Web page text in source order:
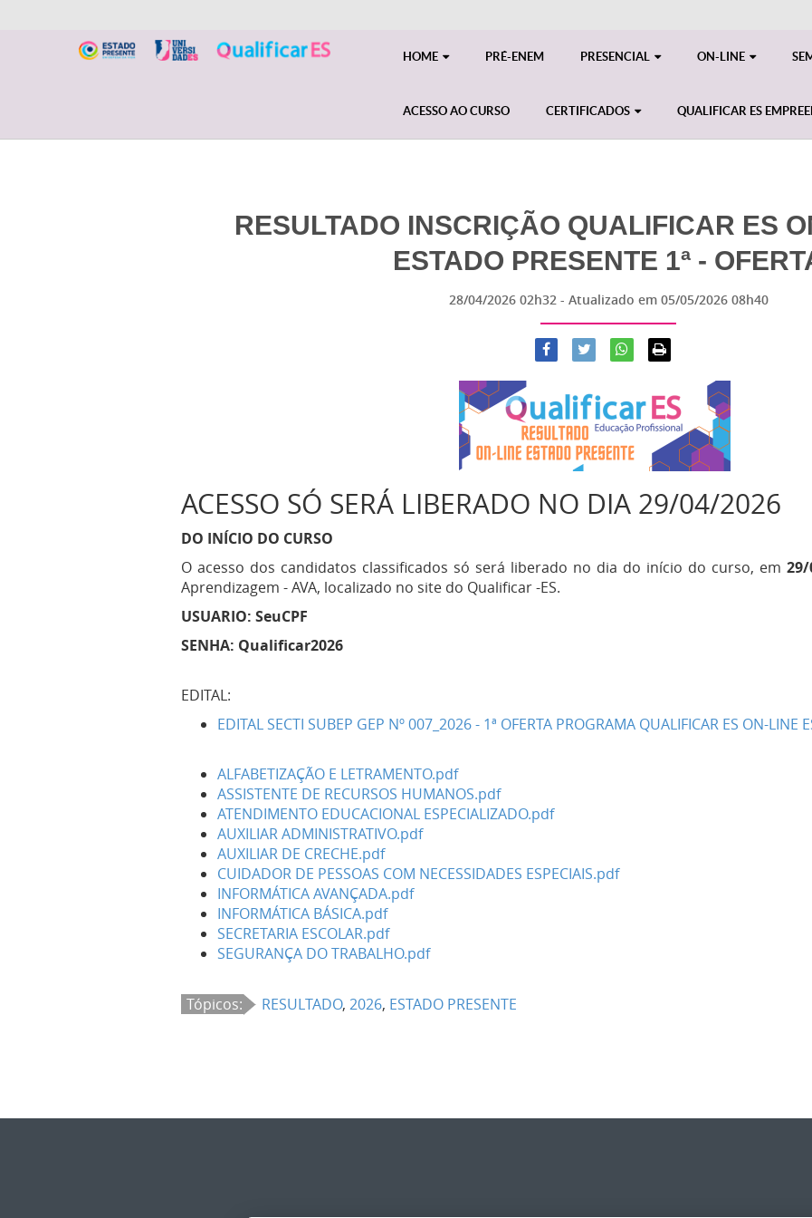
HOME PRÉ-ENEM PRESENCIAL ON-LINE
ACESSO AO CURSO CERTIFICADOS QUALIFICAR ES
RESULTADO INSCRIÇÃO QUALIFICAR ES
ESTADO PRESENTE 1ª -
28/04/2026 02h32 - Atualizado em 05/05/2026 08h40
ACESSO SÓ SERÁ LIBERADO NO DIA 29/04/2026
DO INÍCIO DO CURSO
O acesso dos candidatos classificados só será liberado no dia do início do curso, em 29/
Aprendizagem - AVA, localizado no site do Qualificar -ES.
USUARIO: SeuCPF
SENHA: Qualificar2026
EDITAL:
EDITAL SECTI SUBEP GEP Nº 007_2026 - 1ª OFERTA PROGRAMA QUALIFICAR ES ON-LINE
ALFABETIZAÇÃO E LETRAMENTO.pdf
ASSISTENTE DE RECURSOS HUMANOS.pdf
ATENDIMENTO EDUCACIONAL ESPECIALIZADO.pdf
AUXILIAR ADMINISTRATIVO.pdf
AUXILIAR DE CRECHE.pdf
CUIDADOR DE PESSOAS COM NECESSIDADES ESPECIAIS.pdf
INFORMÁTICA AVANÇADA.pdf
INFORMÁTICA BÁSICA.pdf
SECRETARIA ESCOLAR.pdf
SEGURANÇA DO TRABALHO.pdf
Tópicos: RESULTADO,2026, ESTADO PRESENTE